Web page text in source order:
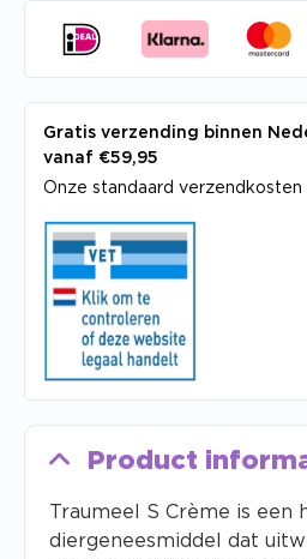
Gratis verzending binnen
vanaf €59,95
Onze standaard verzendkosten
Product
Traumeel S Crème is een
diergeneesmiddel dat